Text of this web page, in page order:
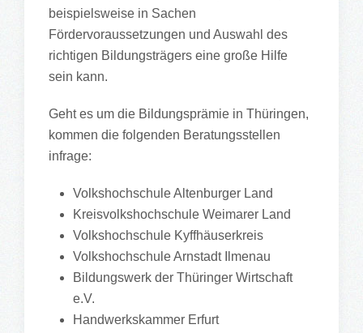
beispielsweise in Sachen
Fördervoraussetzungen und Auswahl des
richtigen Bildungsträgers eine große Hilfe
sein kann.
Geht es um die Bildungsprämie in Thüringen,
kommen die folgenden Beratungsstellen
infrage:
Volkshochschule Altenburger Land
Kreisvolkshochschule Weimarer Land
Volkshochschule Kyffhäuserkreis
Volkshochschule Arnstadt Ilmenau
Bildungswerk der Thüringer Wirtschaft
e.V.
Handwerkskammer Erfurt